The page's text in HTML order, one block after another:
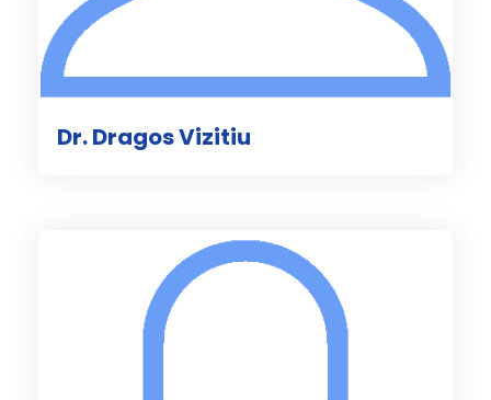
Dr. Dragos Vizitiu